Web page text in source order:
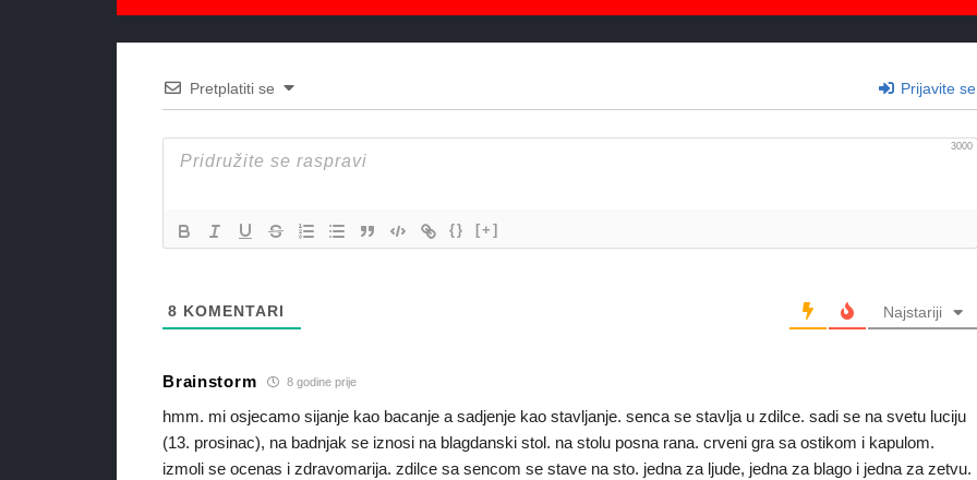
Pretplatiti se Prijavite se
3000
{} [+]
8 KOMENTARI Najstariji
Brainstorm 8 godine prije
hmm. mi osjecamo sijanje kao bacanje a sadjenje kao stavljanje. senca se stavlja u zdilce. sadi se na svetu luciju
(13. prosinac), na badnjak se iznosi na blagdanski stol. na stolu posna rana. crveni gra sa ostikom i kapulom.
izmoli se ocenas i zdravomarija. zdilce sa sencom se stave na sto. jedna za ljude, jedna za blago i jedna za zetvu.